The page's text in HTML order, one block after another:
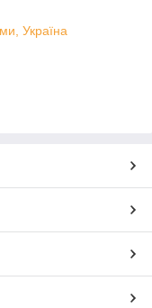
Україна